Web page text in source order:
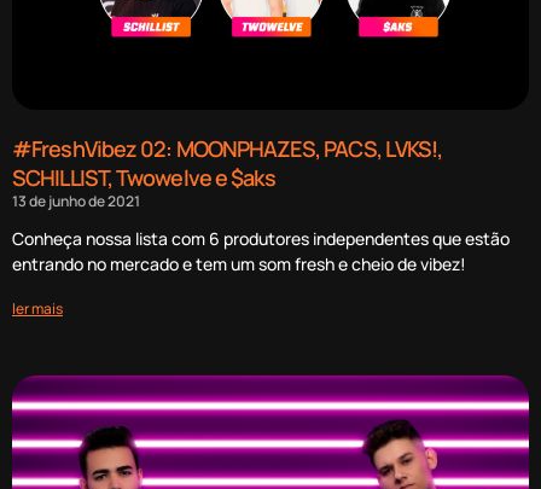
#FreshVibez 02: MOONPHAZES, PACS, LVKS!,
SCHILLIST, Twowelve e $aks
13 de junho de 2021
Conheça nossa lista com 6 produtores independentes que estão
entrando no mercado e tem um som fresh e cheio de vibez!
ler mais